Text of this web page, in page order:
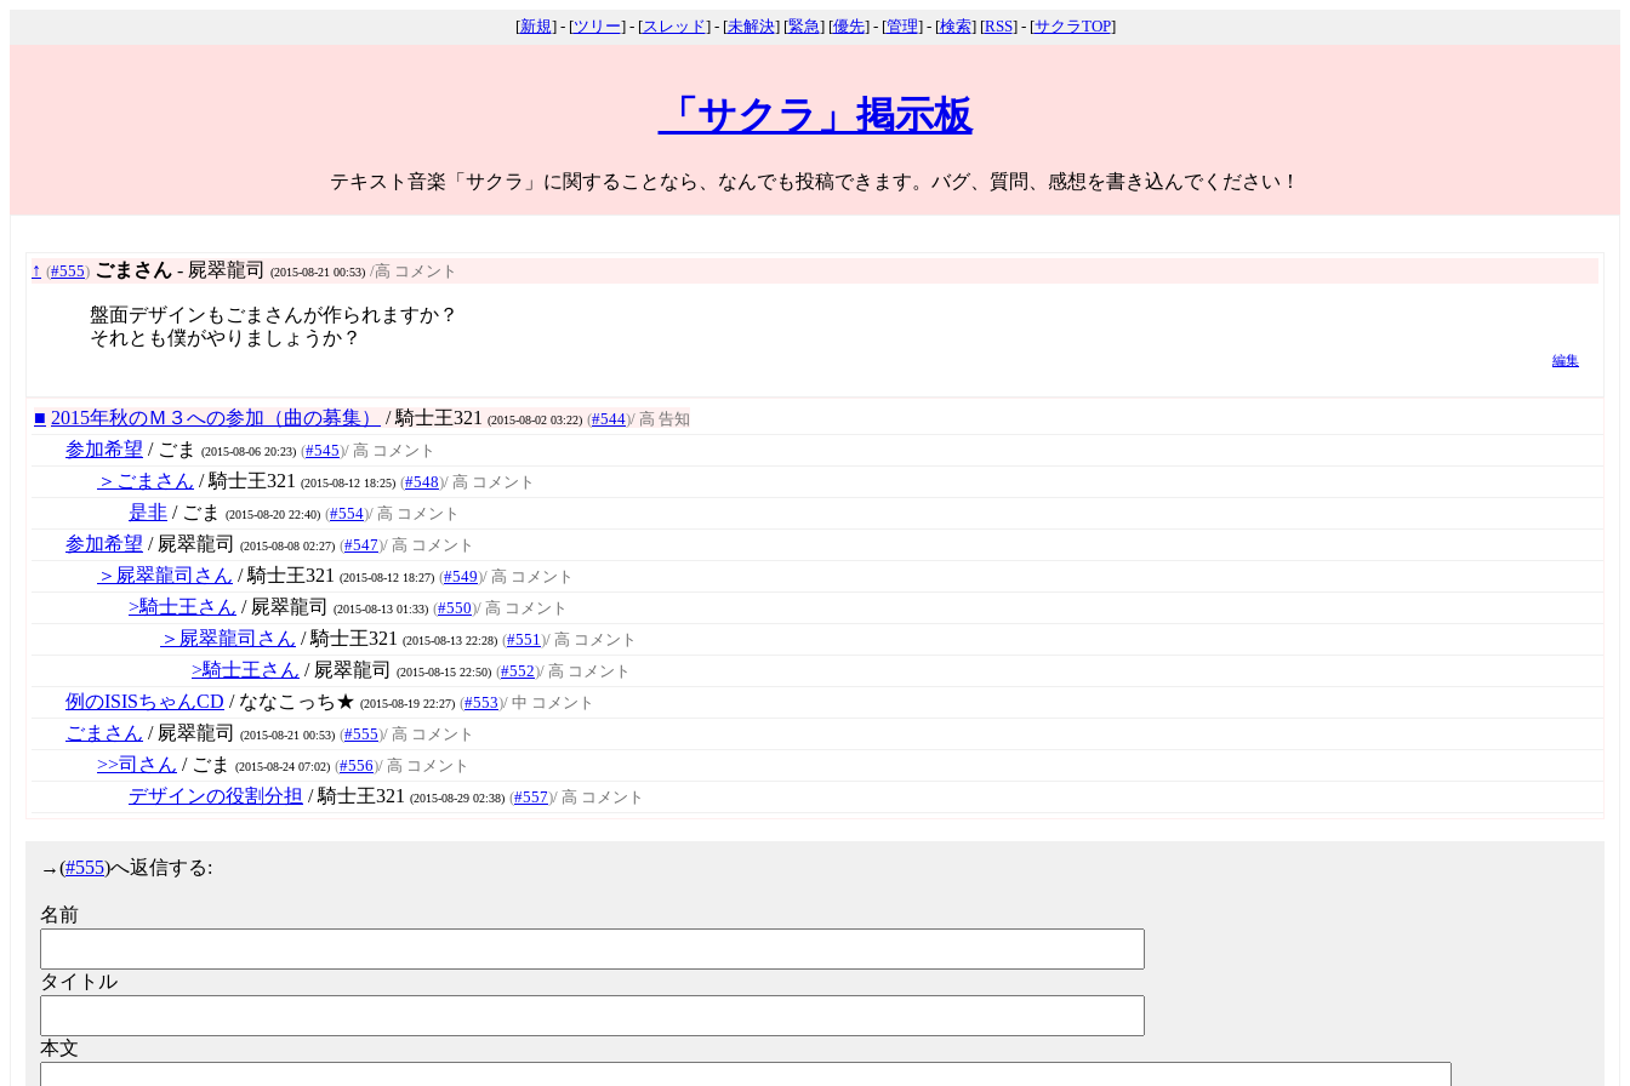
[新規] - [ツリー] - [スレッド] - [未解決] [緊急] [優先] - [管理] - [検索] [RSS] - [サクラTOP]
「サクラ」掲示板
テキスト音楽「サクラ」に関することなら、なんでも投稿できます。バグ、質問、感想を書き込んでください！
↑ (#555) ごまさん - 屍翠龍司 (2015-08-21 00:53) /高 コメント
盤面デザインもごまさんが作られますか？
それとも僕がやりましょうか？
編集
■ 2015年秋のＭ３への参加（曲の募集） / 騎士王321 (2015-08-02 03:22) (#544)/ 高 告知
参加希望 / ごま (2015-08-06 20:23) (#545)/ 高 コメント
＞ごまさん / 騎士王321 (2015-08-12 18:25) (#548)/ 高 コメント
是非 / ごま (2015-08-20 22:40) (#554)/ 高 コメント
参加希望 / 屍翠龍司 (2015-08-08 02:27) (#547)/ 高 コメント
＞屍翠龍司さん / 騎士王321 (2015-08-12 18:27) (#549)/ 高 コメント
>騎士王さん / 屍翠龍司 (2015-08-13 01:33) (#550)/ 高 コメント
＞屍翠龍司さん / 騎士王321 (2015-08-13 22:28) (#551)/ 高 コメント
>騎士王さん / 屍翠龍司 (2015-08-15 22:50) (#552)/ 高 コメント
例のISISちゃんCD / ななこっち★ (2015-08-19 22:27) (#553)/ 中 コメント
ごまさん / 屍翠龍司 (2015-08-21 00:53) (#555)/ 高 コメント
>>司さん / ごま (2015-08-24 07:02) (#556)/ 高 コメント
デザインの役割分担 / 騎士王321 (2015-08-29 02:38) (#557)/ 高 コメント
→(#555)へ返信する:
名前
タイトル
本文